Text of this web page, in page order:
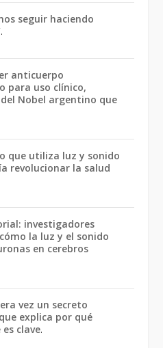
seguir haciendo
.
anticuerpo
para uso clínico,
del Nobel argentino que
que utiliza luz y sonido
revolucionar la salud
investigadores
la luz y el sonido
en cerebros
vez un secreto
explica por qué
clave.